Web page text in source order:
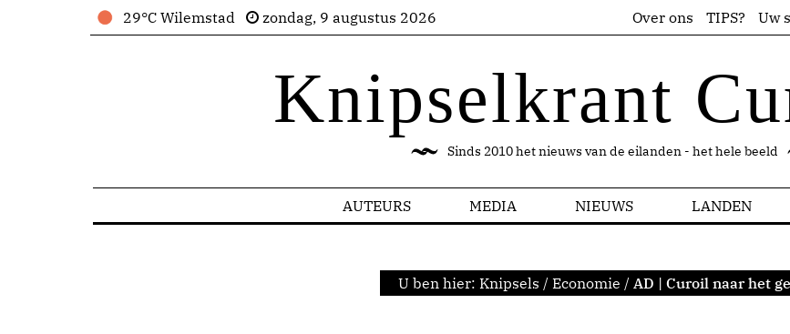
29°C Wilemstad zondag, 9 augustus 2026 Over ons TIPS? Uw
Knipselkrant
Sinds 2010 het nieuws van de eilanden - het hele beeld
AUTEURS MEDIA NIEUWS LANDEN
U ben hier: Knipsels / Economie / AD | Curoil naar het